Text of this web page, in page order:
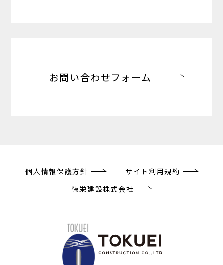
お問い合わせフォーム
個人情報保護方針
サイト利用規約
徳栄建設株式会社